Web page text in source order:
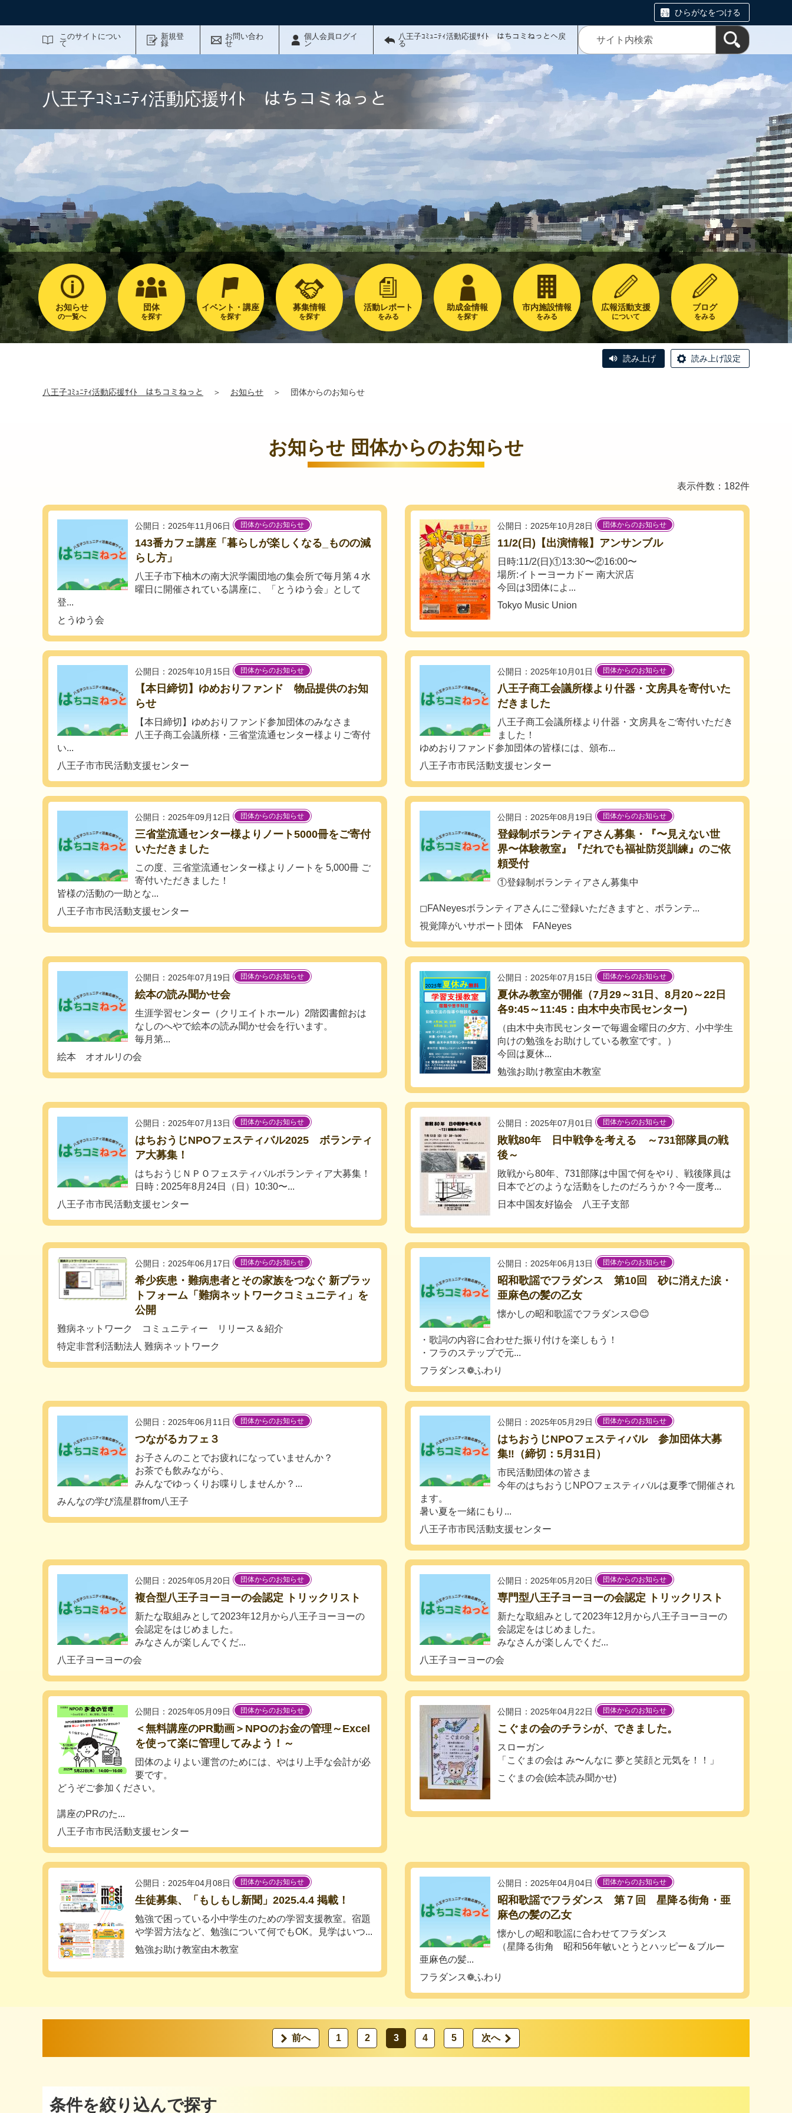
ひらがなをつける
このサイトについ
て
新規登
録
お問い合わ
せ
個人会員ログイ
ン
八王子ｺﾐｭﾆﾃｨ活動応援ｻｲﾄ はちコミねっとへ戻
る
八王子ｺﾐｭﾆﾃｨ活動応援ｻｲﾄ はちコミねっと
お知らせ
の一覧へ
団体
を探す
イベント・講座
を探す
募集情報
を探す
活動レポート
をみる
助成金情報
を探す
市内施設情報
をみる
広報活動支援
について
ブログ
をみる
読み上げ 読み上げ設定
八王子ｺﾐｭﾆﾃｨ活動応援ｻｲﾄ はちコミねっと ＞ お知らせ ＞ 団体からのお知らせ
お知らせ 団体からのお知らせ
表示件数：182件
公開日：2025年11月06日 団体からのお知らせ
143番カフェ講座「暮らしが楽しくなる_ものの減
らし方」
八王子市下柚木の南大沢学園団地の集会所で毎月第４水
曜日に開催されている講座に、「とうゆう会」として
登...
とうゆう会
公開日：2025年10月28日 団体からのお知らせ
11/2(日)【出演情報】アンサンブル
日時:11/2(日)①13:30〜②16:00〜
場所:イトーヨーカドー 南大沢店
今回は3団体によ...
Tokyo Music Union
公開日：2025年10月15日 団体からのお知らせ
【本日締切】ゆめおりファンド 物品提供のお知
らせ
【本日締切】ゆめおりファンド参加団体のみなさま
八王子商工会議所様・三省堂流通センター様よりご寄付
い...
八王子市市民活動支援センター
公開日：2025年10月01日 団体からのお知らせ
八王子商工会議所様より什器・文房具を寄付いた
だきました
八王子商工会議所様より什器・文房具をご寄付いただき
ました！
ゆめおりファンド参加団体の皆様には、頒布...
八王子市市民活動支援センター
公開日：2025年09月12日 団体からのお知らせ
三省堂流通センター様よりノート5000冊をご寄付
いただきました
この度、三省堂流通センター様よりノートを 5,000冊 ご
寄付いただきました！
皆様の活動の一助とな...
八王子市市民活動支援センター
公開日：2025年08月19日 団体からのお知らせ
登録制ボランティアさん募集・『〜見えない世
界〜体験教室』『だれでも福祉防災訓練』のご依
頼受付
①登録制ボランティアさん募集中
◻︎FANeyesボランティアさんにご登録いただきますと、ボランテ...
視覚障がいサポート団体 FANeyes
公開日：2025年07月19日 団体からのお知らせ
絵本の読み聞かせ会
生涯学習センター（クリエイトホール）2階図書館おは
なしのへやで絵本の読み聞かせ会を行います。
毎月第...
絵本 オオルリの会
公開日：2025年07月15日 団体からのお知らせ
夏休み教室が開催（7月29～31日、8月20～22日
各9:45～11:45：由木中央市民センター)
（由木中央市民センターで毎週金曜日の夕方、小中学生
向けの勉強をお助けしている教室です。）
今回は夏休...
勉強お助け教室由木教室
公開日：2025年07月13日 団体からのお知らせ
はちおうじNPOフェスティバル2025 ボランティ
ア大募集！
はちおうじＮＰＯフェスティバルボランティア⼤募集！
⽇時 : 2025年8⽉24⽇（⽇）10:30〜...
八王子市市民活動支援センター
公開日：2025年07月01日 団体からのお知らせ
敗戦80年 日中戦争を考える ～731部隊員の戦
後～
敗戦から80年、731部隊は中国で何をやり、戦後隊員は
日本でどのような活動をしたのだろうか？今一度考...
日本中国友好協会 八王子支部
公開日：2025年06月17日 団体からのお知らせ
希少疾患・難病患者とその家族をつなぐ 新プラッ
トフォーム「難病ネットワークコミュニティ」を
公開
難病ネットワーク コミュニティー リリース＆紹介
特定非営利活動法人 難病ネットワーク
公開日：2025年06月13日 団体からのお知らせ
昭和歌謡でフラダンス 第10回 砂に消えた涙・
亜麻色の髪の乙女
懐かしの昭和歌謡でフラダンス😊😊
・歌詞の内容に合わせた振り付けを楽しもう！
・フラのステップで元...
フラダンス❁ふわり
公開日：2025年06月11日 団体からのお知らせ
つながるカフェ３
お子さんのことでお疲れになっていませんか？
お茶でも飲みながら、
みんなでゆっくりお喋りしませんか？...
みんなの学び流星群from八王子
公開日：2025年05月29日 団体からのお知らせ
はちおうじNPOフェスティバル 参加団体大募
集‼（締切：5月31日）
市民活動団体の皆さま
今年のはちおうじNPOフェスティバルは夏季で開催され
ます。
暑い夏を一緒にもり...
八王子市市民活動支援センター
公開日：2025年05月20日 団体からのお知らせ
複合型八王子ヨーヨーの会認定 トリックリスト
新たな取組みとして2023年12月から八王子ヨーヨーの
会認定をはじめました。
みなさんが楽しんでくだ...
八王子ヨーヨーの会
公開日：2025年05月20日 団体からのお知らせ
専門型八王子ヨーヨーの会認定 トリックリスト
新たな取組みとして2023年12月から八王子ヨーヨーの
会認定をはじめました。
みなさんが楽しんでくだ...
八王子ヨーヨーの会
公開日：2025年05月09日 団体からのお知らせ
＜無料講座のPR動画＞NPOのお金の管理～Excel
を使って楽に管理してみよう！～
団体のよりよい運営のためには、やはり上手な会計が必
要です。
どうぞご参加ください。
講座のPRのた...
八王子市市民活動支援センター
公開日：2025年04月22日 団体からのお知らせ
こぐまの会のチラシが、できました。
スローガン
「こぐまの会は み〜んなに 夢と笑顔と元気を！！」
こぐまの会(絵本読み聞かせ)
公開日：2025年04月08日 団体からのお知らせ
生徒募集、「もしもし新聞」2025.4.4 掲載！
勉強で困っている小中学生のための学習支援教室。宿題
や学習方法など、勉強について何でもOK。見学はいつ...
勉強お助け教室由木教室
公開日：2025年04月04日 団体からのお知らせ
昭和歌謡でフラダンス 第７回 星降る街角・亜
麻色の髪の乙女
懐かしの昭和歌謡に合わせてフラダンス
（星降る街角 昭和56年敏いとうとハッピー＆ブルー
亜麻色の髪...
フラダンス❁ふわり
前へ 1 2 3 4 5 次へ
条件を絞り込んで探す